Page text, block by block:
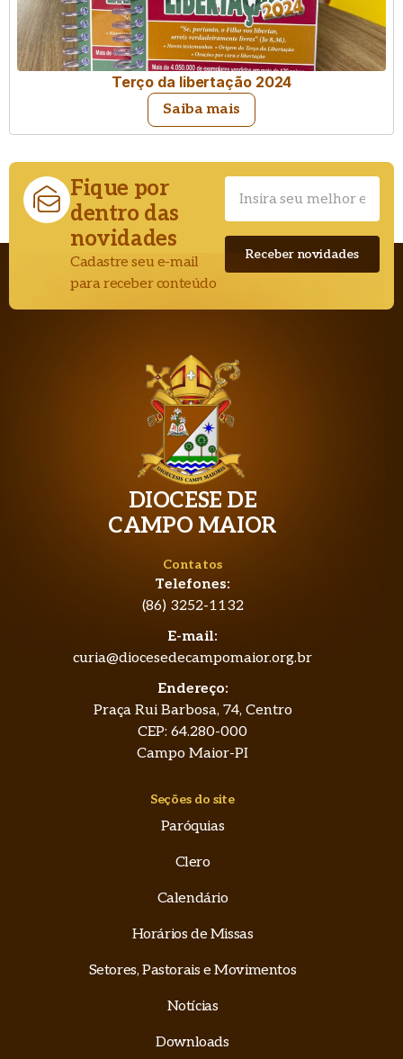
Terço da libertação 2024
Saiba mais
Fique por
dentro das
novidades
Cadastre seu e-mail
para receber conteúdo
DIOCESE DE
CAMPO MAIOR
Contatos
Telefones:
(86) 3252-1132
E-mail:
curia@diocesedecampomaior.org.br
Endereço:
Praça Rui Barbosa, 74, Centro
CEP: 64.280-000
Campo Maior-PI
Seções do site
Paróquias
Clero
Calendário
Horários de Missas
Setores, Pastorais e Movimentos
Notícias
Downloads